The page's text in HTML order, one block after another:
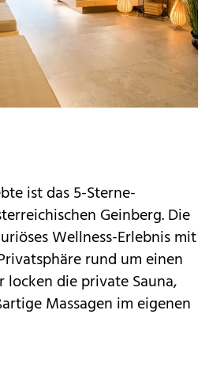
ist das 5-Sterne-
Geinberg. Die
Wellness-Erlebnis mit
rund um einen
locken die private Sauna,
Massagen im eigenen